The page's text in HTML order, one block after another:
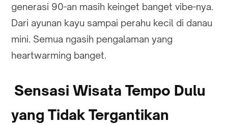
generasi 90-an masih keinget banget vibe-nya.
Dari ayunan kayu sampai perahu kecil di danau
mini. Semua ngasih pengalaman yang
heartwarming banget.
Sensasi Wisata Tempo Dulu
yang Tidak Tergantikan